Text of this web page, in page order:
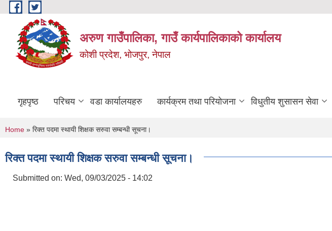
Skip to main content
अरुण गाउँपालिका, गाउँ कार्यपालिकाको कार्यालय
कोशी प्रदेश, भोजपुर, नेपाल
गृहपृष्ठ परिचय वडा कार्यालयहरु कार्यक्रम तथा परियोजना विधुतीय शुसासन सेवा
You are here
Home » रिक्त पदमा स्थायी शिक्षक सरुवा सम्बन्धी सूचना।
रिक्त पदमा स्थायी शिक्षक सरुवा सम्बन्धी सूचना।
Submitted on: Wed, 09/03/2025 - 14:02